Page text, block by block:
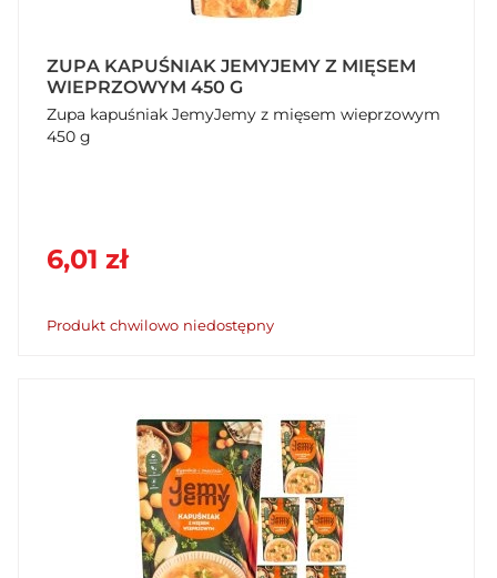
ZUPA KAPUŚNIAK JEMYJEMY Z MIĘSEM
WIEPRZOWYM 450 G
Zupa kapuśniak JemyJemy z mięsem wieprzowym
450 g
6,01 zł
Produkt chwilowo niedostępny